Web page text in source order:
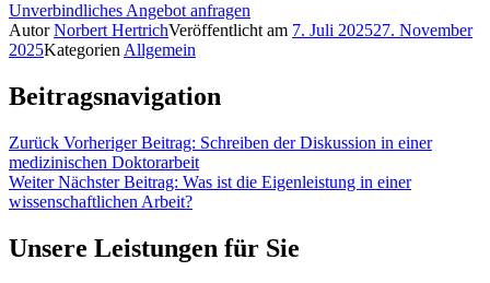
Unverbindliches Angebot anfragen
AutorNorbert HertrichVeröffentlicht am 7. Juli 202527. November
2025Kategorien Allgemein
Beitragsnavigation
Zurück Vorheriger Beitrag: Schreiben der Diskussion in einer
medizinischen Doktorarbeit
Weiter Nächster Beitrag: Was ist die Eigenleistung in einer
wissenschaftlichen Arbeit?
Unsere Leistungen für Sie